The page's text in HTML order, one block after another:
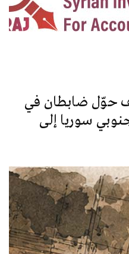
حوّل ضابطان في
سوريا إلى